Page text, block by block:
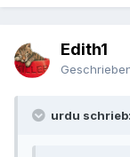
Edith1
urdu schrieb: